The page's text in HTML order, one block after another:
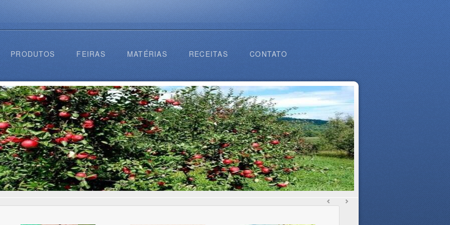
PRODUTOS FEIRAS MATÉRIAS RECEITAS CONTATO